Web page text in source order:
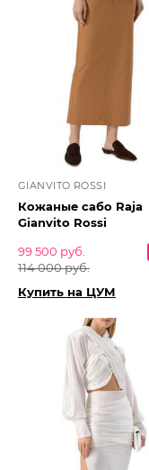
GIANVITO ROSSI
Кожаные сабо Raja
Gianvito Rossi
99 500 руб.
114 000 руб.
Купить на ЦУМ